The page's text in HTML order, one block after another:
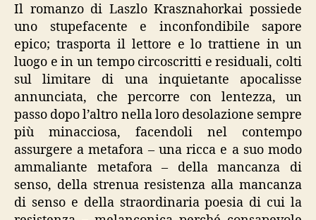
Il romanzo di Laszlo Krasznahorkai possiede
uno stupefacente e inconfondibile sapore
epico; trasporta il lettore e lo trattiene in un
luogo e in un tempo circoscritti e residuali, colti
sul limitare di una inquietante apocalisse
annunciata, che percorre con lentezza, un
passo dopo l’altro nella loro desolazione sempre
più minacciosa, facendoli nel contempo
assurgere a metafora – una ricca e a suo modo
ammaliante metafora – della mancanza di
senso, della strenua resistenza alla mancanza
di senso e della straordinaria poesia di cui la